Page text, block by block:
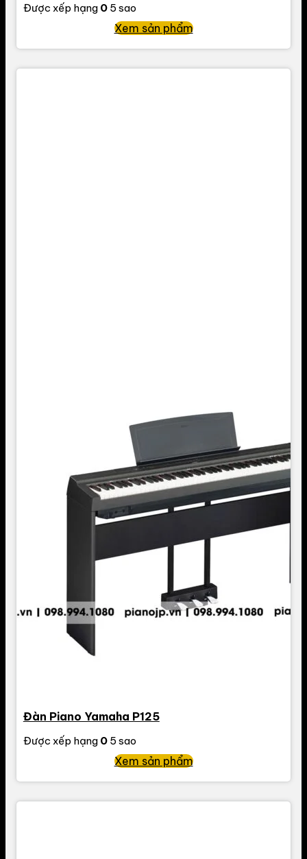
Được xếp hạng 05 sao
Xem sản phẩm
Đàn Piano Yamaha P125
Được xếp hạng 05 sao
Xem sản phẩm